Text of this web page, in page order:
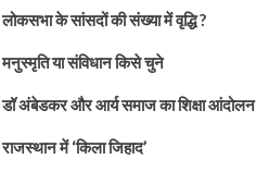
लोकसभा के सांसदों की संख्या में वृद्धि ?
मनुस्मृति या संविधान किसे चुने
डॉ अंबेडकर और आर्य समाज का शिक्षा आंदोलन
राजस्थान में ‘किला जिहाद’